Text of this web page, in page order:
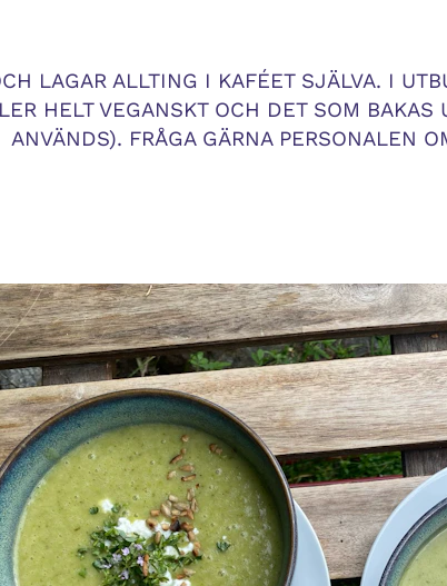
LAGAR ALLTING I KAFÉET SJÄLVA. I
HELT VEGANSKT OCH DET SOM
ANVÄNDS). FRÅGA GÄRNA PERSONALEN